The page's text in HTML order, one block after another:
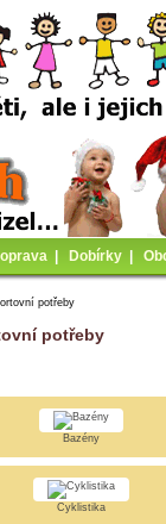
Dobírky
potřeby
potřeby
Bazény
Cyklistika